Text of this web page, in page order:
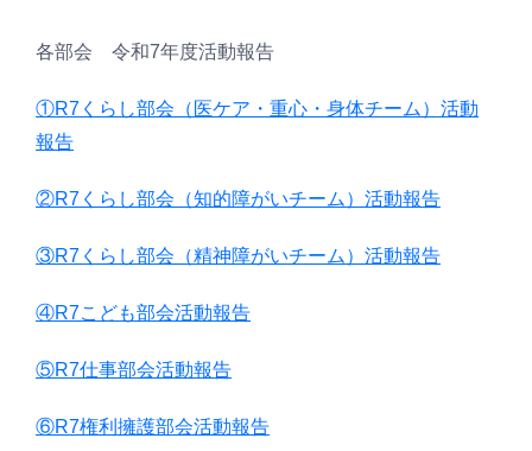
各部会 令和7年度活動報告
①R7くらし部会（医ケア・重心・身体チーム）活動
報告
②R7くらし部会（知的障がいチーム）活動報告
③R7くらし部会（精神障がいチーム）活動報告
④R7こども部会活動報告
⑤R7仕事部会活動報告
⑥R7権利擁護部会活動報告